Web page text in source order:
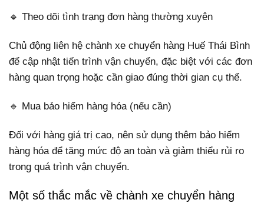
🔹 Theo dõi tình trạng đơn hàng thường xuyên
Chủ động liên hệ chành xe chuyển hàng Huế Thái Bình
để cập nhật tiến trình vận chuyển, đặc biệt với các đơn
hàng quan trọng hoặc cần giao đúng thời gian cụ thể.
🔹 Mua bảo hiểm hàng hóa (nếu cần)
Đối với hàng giá trị cao, nên sử dụng thêm bảo hiểm
hàng hóa để tăng mức độ an toàn và giảm thiểu rủi ro
trong quá trình vận chuyển.
Một số thắc mắc về chành xe chuyển hàng